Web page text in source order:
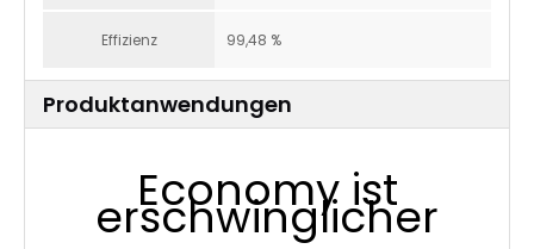
Effizienz 99,48 %
Produktanwendungen
Economy ist
erschwinglicher